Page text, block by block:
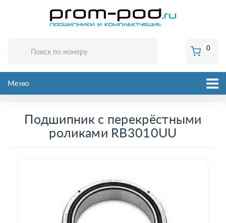
0
Меню
Подшипник с перекрёстными
роликами RB3010UU